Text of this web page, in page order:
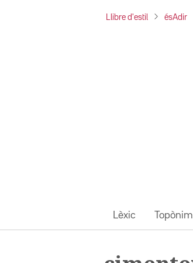
Llibre d'estil ésAdir
Lèxic